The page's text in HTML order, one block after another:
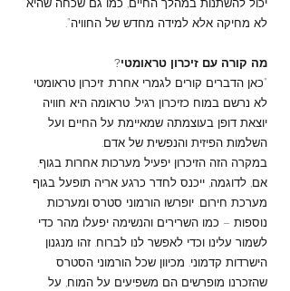
יכול להשתנות במהלך החיים, כמו גם שכחה שהיא
לא מחיקה אלא למידה מחדש של החוויה".
מה קורה עם זיכרון טראומטי?
"כאן הדברים קורים לגמרי אחרת. זיכרון טראומטי
לא נרשם במוח כזיכרון רגיל. טראומה היא חוויה
יוצאת דופן בעוצמתה שמאיימת על החיים ועל
השלמות הפיזית והנפשית של אדם.
במקרה הזה הזיכרון יפעיל מערכות אחרות בגוף.
אם, לדוגמה, ייכנס לחדר כרגע אריה תופעל בגוף
מערכת חירום. יופרשו הורמוני סטרס ומערכות
נוספות – כמו השרירים והנשימה יפעלו מהר כדי
לשמור עלינו וכדי לאפשר לנו לברוח. זהו מנגנון
הישרדות קדמוני. מכיוון שכל הורמוני הסטרס
שהזכרנו מופרשים הם משפיעים על המוח, על